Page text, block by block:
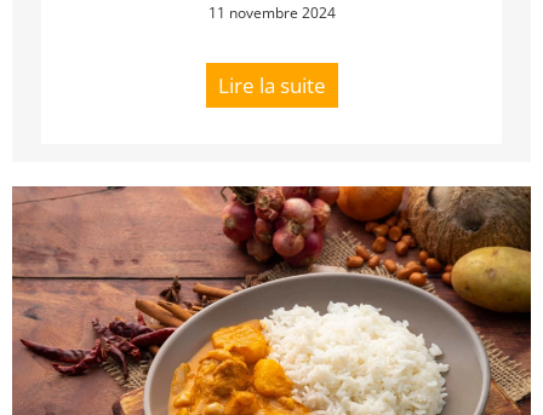
11 novembre 2024
Lire la suite